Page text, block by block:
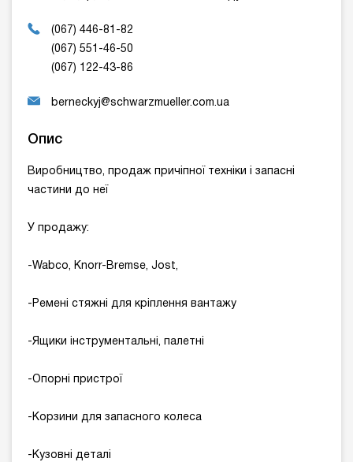
(067) 446-81-82
(067) 551-46-50
(067) 122-43-86
berneckyj@schwarzmueller.com.ua
Опис
Виробництво, продаж причіпної техніки і запасні
частини до неї
У продажу:
-Wabco, Knorr-Bremse, Jost,
-Ремені стяжні для кріплення вантажу
-Ящики інструментальні, палетні
-Опорні пристрої
-Корзини для запасного колеса
-Кузовні деталі